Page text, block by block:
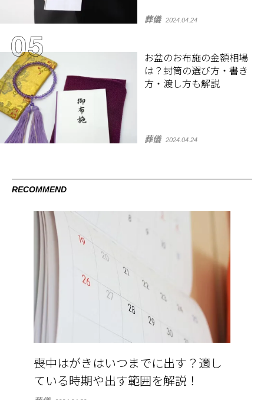
葬儀 2024.04.24
お盆のお布施の金額相場
は？封筒の選び方・書き
方・渡し方も解説
葬儀 2024.04.24
RECOMMEND
喪中はがきはいつまでに出す？適し
ている時期や出す範囲を解説！